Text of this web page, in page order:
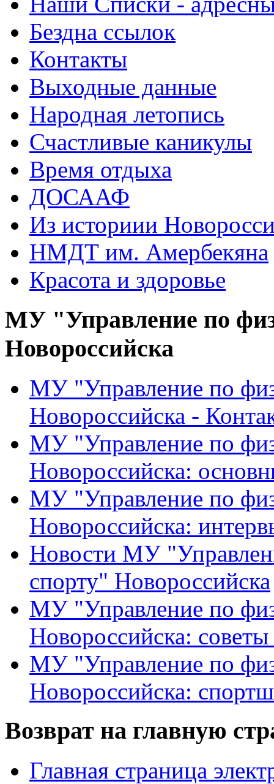
Бездна ссылок
Контакты
Выходные данные
Народная летопись
Счастливые каникулы
Время отдыха
ДОСААФ
Из историии
НМДТ им. Амербекяна
Красота и здоровье
МУ "Управление по
Новороссийска
МУ "Управление по
Новороссийска -
МУ "Управление по
Новороссийска:
МУ "Управление по
Новороссийска:
Новости МУ
спорту" Новороссийска
МУ "Управление по
Новороссийска:
МУ "Управление по
Новороссийска:
Возврат на главную
Главная страница